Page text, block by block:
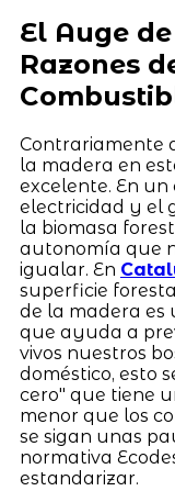
El Auge
Razones
Contrariamente
la madera en
excelente. En un
electricidad y el
la biomasa
autonomía que
igualar. En
superficie
de la madera es
que ayuda a
vivos nuestros
doméstico, esto
cero" que tiene
menor que los
se sigan unas
normativa
estandarizar.